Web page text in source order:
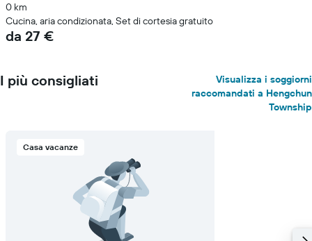
0 km
Cucina, aria condizionata, Set di cortesia gratuito
da 27 €
I più consigliati
Visualizza i soggiorni
raccomandati a Hengchun
Township
Casa vacanze